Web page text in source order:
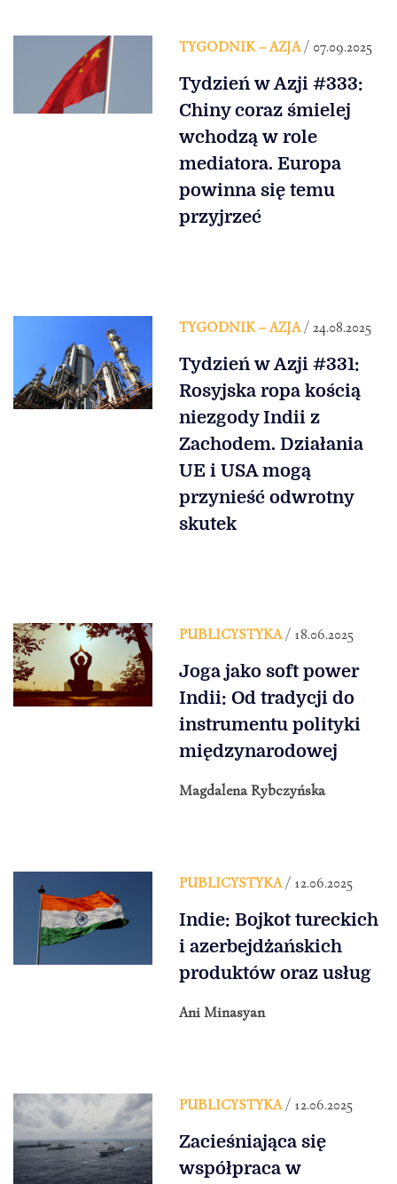
TYGODNIK – AZJA/ 07.09.2025
Tydzień w Azji #333:
Chiny coraz śmielej
wchodzą w role
mediatora. Europa
powinna się temu
przyjrzeć
TYGODNIK – AZJA/ 24.08.2025
Tydzień w Azji #331:
Rosyjska ropa kością
niezgody Indii z
Zachodem. Działania
UE i USA mogą
przynieść odwrotny
skutek
PUBLICYSTYKA/ 18.06.2025
Joga jako soft power
Indii: Od tradycji do
instrumentu polityki
międzynarodowej
Magdalena Rybczyńska
PUBLICYSTYKA/ 12.06.2025
Indie: Bojkot tureckich
i azerbejdżańskich
produktów oraz usług
Ani Minasyan
PUBLICYSTYKA/ 12.06.2025
Zacieśniająca się
współpraca w